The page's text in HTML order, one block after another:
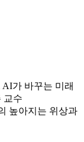
가 바꾸는 미래
교수
높아지는 위상과